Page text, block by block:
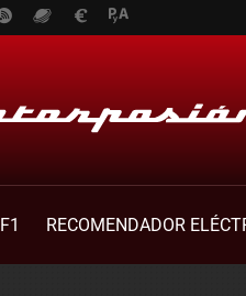
F1
RECOMENDADOR